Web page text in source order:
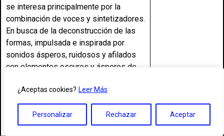
¿Aceptas cookies? Leer Más
Personalizar Rechazar Aceptar
se interesa principalmente por la
combinación de voces y sintetizadores.
En busca de la deconstrucción de las
formas, impulsada e inspirada por
sonidos ásperos, ruidosos y afilados
con elementos oscuros y ásperos de
fragilidad y la masividad del sonido y
considera que el tiempo y el trabajo con
el tiempo son el elemento crucial y el
eje a la hora de crear un contexto y un